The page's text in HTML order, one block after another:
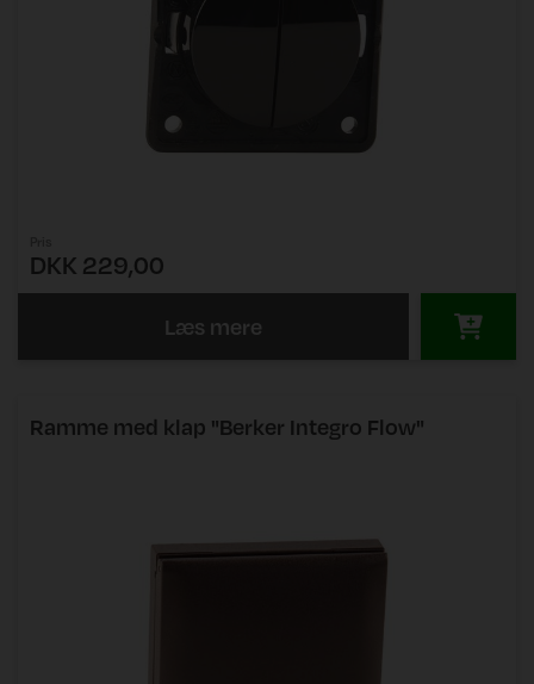
DKK 229,00
Læs mere
Ramme med klap "Berker Integro Flow"